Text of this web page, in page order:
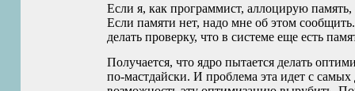
Если я, как программист, аллоцирую
Если памяти нет, надо мне об этом
делать проверку, что в системе еще есть
Получается, что ядро пытается делать
по-мастдайски. И проблема эта идет с